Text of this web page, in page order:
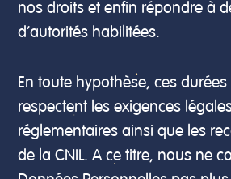
nos droits et enfin répondre à
d’autorités habilitées.
En toute hypothèse, ces
respectent les exigences
réglementaires ainsi que les
de la CNIL. A ce titre, nous ne